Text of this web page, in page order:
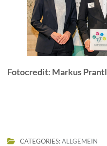
Fotocredit: Markus Prantl
CATEGORIES:ALLGEMEIN